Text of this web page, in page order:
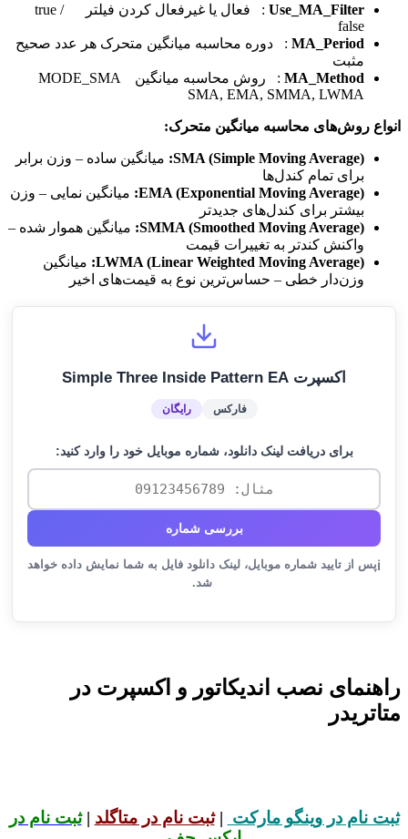
Use_MA_Filter
: فعال یا غیرفعال کردن فیلتر true /
false
MA_Period : دوره محاسبه میانگین متحرک هر عدد صحیح
مثبت
MA_Method
: روش محاسبه میانگین MODE_SMA
SMA, EMA, SMMA, LWMA
انواع روش‌های محاسبه میانگین متحرک:
SMA (Simple Moving Average): میانگین ساده – وزن برابر
برای تمام کندل‌ها
EMA (Exponential Moving Average): میانگین نمایی – وزن
بیشتر برای کندل‌های جدیدتر
SMMA (Smoothed Moving Average): میانگین هموار شده –
واکنش کندتر به تغییرات قیمت
LWMA (Linear Weighted Moving Average): میانگین
وزن‌دار خطی – حساس‌ترین نوع به قیمت‌های اخیر
اکسپرت Simple Three Inside Pattern EA
فارکس رایگان
برای دریافت لینک دانلود، شماره موبایل خود را وارد کنید:
بررسی شماره
ℹ️پس از تایید شماره موبایل، لینک دانلود فایل به شما نمایش داده خواهد
شد.
راهنمای نصب اندیکاتور و اکسپرت در
متاتریدر
ثبت نام در وینگو مارکت |ثبت نام در متاگلد |ثبت نام در